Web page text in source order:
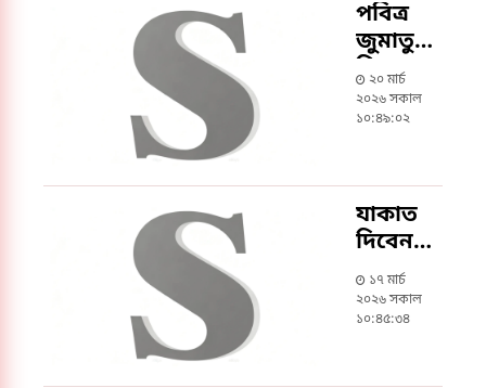
পবিত্র
জুমাতুল
বিদা
আজ
২০ মার্চ
২০২৬ সকাল
১০:৪৯:০২
যাকাত
দিবেন
যেভাবে
১৭ মার্চ
২০২৬ সকাল
১০:৪৫:৩৪